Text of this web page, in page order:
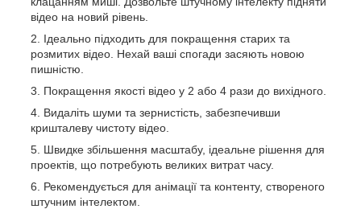
відео на новий рівень.
Ідеально підходить для покращення старих та
розмитих відео. Нехай ваші спогади засяють новою
пишністю.
Покращення якості відео у 2 або 4 рази до вихідного.
Видаліть шуми та зернистість, забезпечивши
кришталеву чистоту відео.
Швидке збільшення масштабу, ідеальне рішення для
проектів, що потребують великих витрат часу.
Рекомендується для анімації та контенту, створеного
штучним інтелектом.